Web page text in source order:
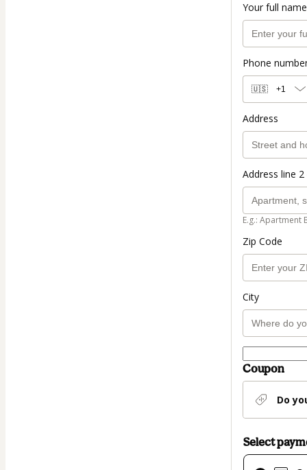
Your full name
Phone
🇺🇸 +1
Address
Address line
E.g.: Apartment
Zip Code
City
Coupon
Do
Select
Card